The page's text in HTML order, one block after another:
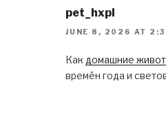
pet_hxpl
JUNE 8, 2026 AT
Как домашние
времён года и